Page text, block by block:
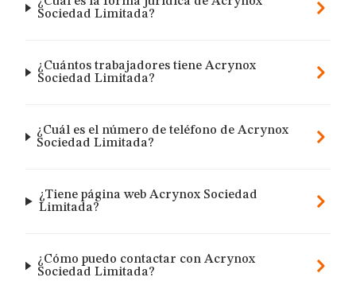
Sociedad Limitada?
¿Cuántos trabajadores tiene Acrynox
Sociedad Limitada?
¿Cuál es el número de teléfono de Acrynox
Sociedad Limitada?
¿Tiene página web Acrynox Sociedad
Limitada?
¿Cómo puedo contactar con Acrynox
Sociedad Limitada?